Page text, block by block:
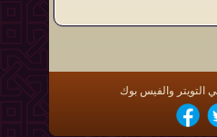
التويتر والفيس بوك